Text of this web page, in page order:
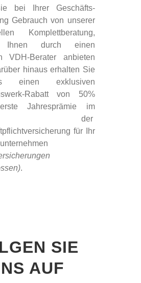
bei Ihrer Geschäfts-
Gebrauch von unserer
Komplettberatung,
durch einen
VDH-Berater anbieten
hinaus erhalten Sie
einen exklusiven
Rabatt von 50%
Jahresprämie im
der
für Ihr
.
SIE
AUF